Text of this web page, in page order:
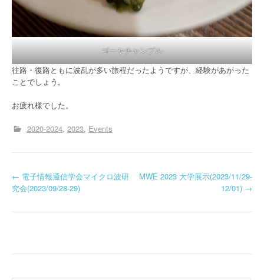
ゴーヤチャンプル
往路・復路ともに波乱が多い旅程だったようですが、経験があがった
ことでしょう。
お疲れ様でした。
2020-2024 2023 Events
投
← 電子情報通信学会マイクロ波研
究会(2023/09/28-29)
MWE 2023 大学展示(2023/11/29-
12/01) →